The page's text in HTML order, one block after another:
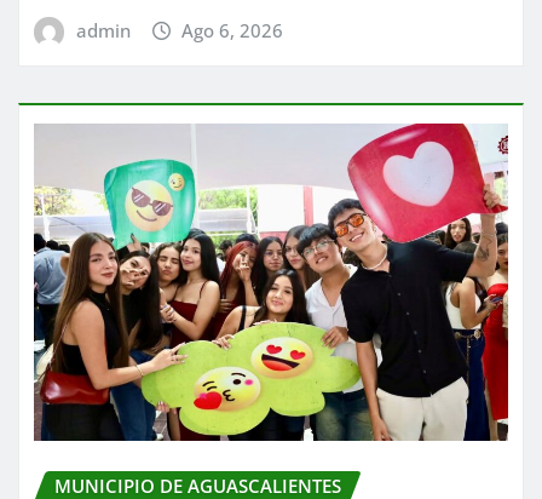
admin Ago 6, 2026
MUNICIPIO DE AGUASCALIENTES